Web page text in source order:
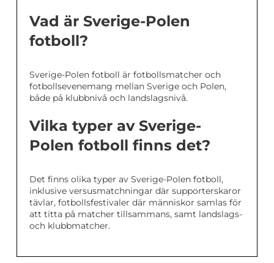
Vad är Sverige-Polen
fotboll?
Sverige-Polen fotboll är fotbollsmatcher och
fotbollsevenemang mellan Sverige och Polen,
både på klubbnivå och landslagsnivå.
Vilka typer av Sverige-
Polen fotboll finns det?
Det finns olika typer av Sverige-Polen fotboll,
inklusive versusmatchningar där supporterskaror
tävlar, fotbollsfestivaler där människor samlas för
att titta på matcher tillsammans, samt landslags-
och klubbmatcher.